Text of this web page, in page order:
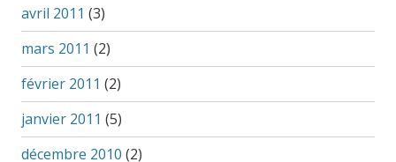
avril 2011 (3)
mars 2011 (2)
février 2011 (2)
janvier 2011 (5)
décembre 2010 (2)